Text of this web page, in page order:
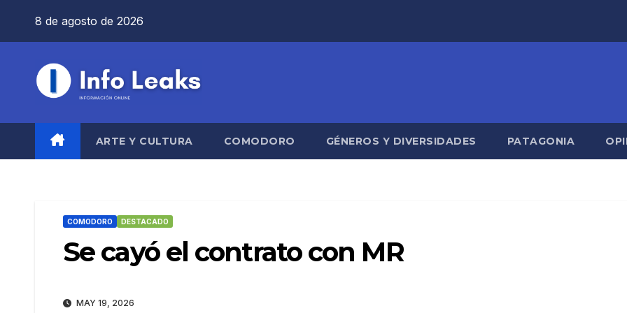
8 de agosto de 2026
ARTE Y CULTURA COMODORO GÉNEROS Y DIVERSIDADES PATAGONIA
COMODORO DESTACADO
Se cayó el contrato con MR
MAY 19, 2026